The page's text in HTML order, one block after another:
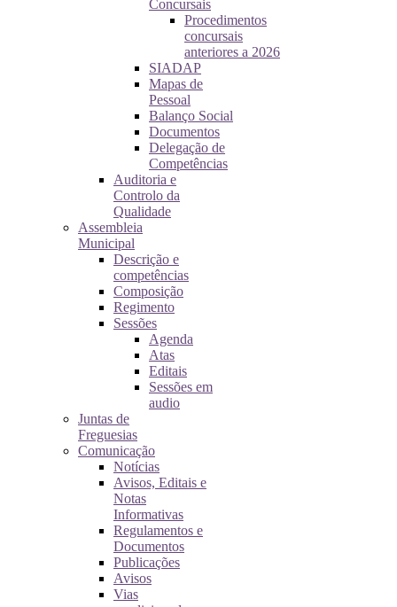
Concursais
Procedimentos
concursais
anteriores a 2026
SIADAP
Mapas de
Pessoal
Balanço Social
Documentos
Delegação de
Competências
Auditoria e
Controlo da
Qualidade
Assembleia
Municipal
Descrição e
competências
Composição
Regimento
Sessões
Agenda
Atas
Editais
Sessões em
audio
Juntas de
Freguesias
Comunicação
Notícias
Avisos, Editais e
Notas
Informativas
Regulamentos e
Documentos
Publicações
Avisos
Vias